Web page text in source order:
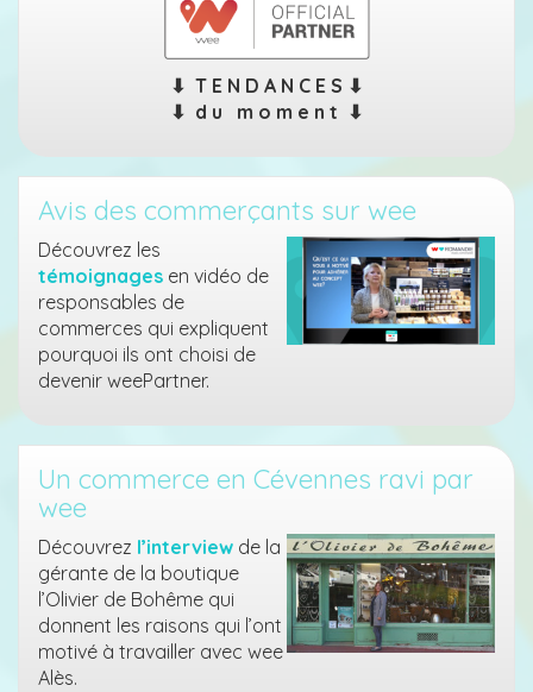
⬇︎ T E N D A N C E S ⬇︎
⬇︎ d u m o m e n t ⬇︎
Avis des commerçants sur wee
Découvrez les
témoignages en vidéo de
responsables de
commerces qui expliquent
pourquoi ils ont choisi de
devenir weePartner.
Un commerce en Cévennes ravi par
wee
Découvrez l’interview de la
gérante de la boutique
l’Olivier de Bohême qui
donnent les raisons qui l’ont
motivé à travailler avec wee
Alès.